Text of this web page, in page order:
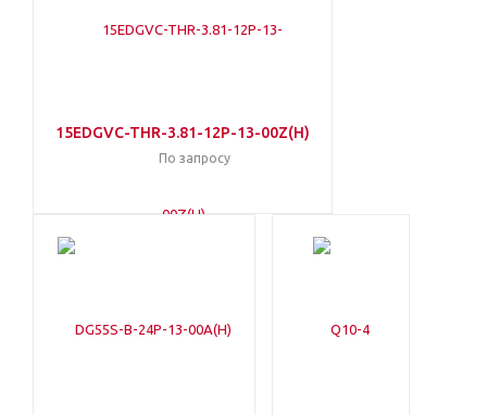
15EDGVC-THR-3.81-12P-13-00Z(H)
По запросу